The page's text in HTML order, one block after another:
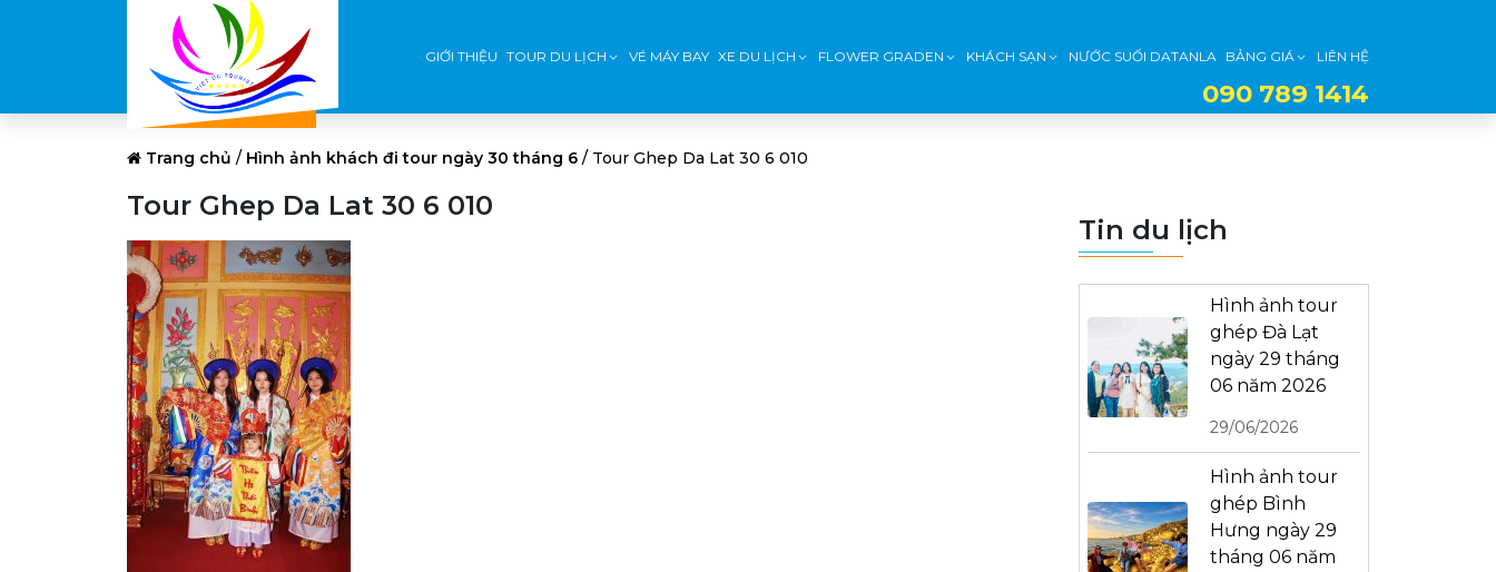
GIỚI THIỆU TOUR DU LỊCH VÉ MÁY BAY XE DU LỊCH FLOWER GRADEN KHÁCH SẠN NƯỚC SUỐI DATANLA BẢNG GIÁ LIÊN HỆ
090 789 1414
Trang chủ / Hình ảnh khách đi tour ngày 30 tháng 6 / Tour Ghep Da Lat 30 6 010
Tour Ghep Da Lat 30 6 010
Tin du lịch
Hình ảnh tour
ghép Đà Lạt
ngày 29 tháng
06 năm 2026
29/06/2026
Hình ảnh tour
ghép Bình
Hưng ngày 29
tháng 06 năm